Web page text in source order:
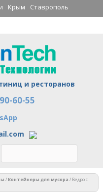
Крым Ставрополь
и ресторанов
60-55
/Контейнеры для мусора / Ведро с